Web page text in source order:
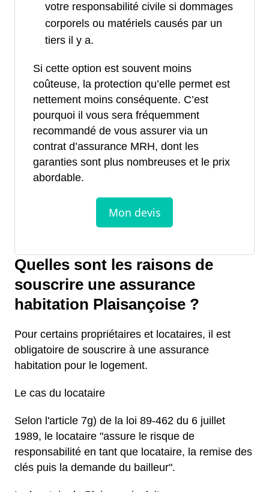
votre responsabilité civile si dommages
corporels ou matériels causés par un
tiers il y a.
Si cette option est souvent moins
coûteuse, la protection qu’elle permet est
nettement moins conséquente. C’est
pourquoi il vous sera fréquemment
recommandé de vous assurer via un
contrat d’assurance MRH, dont les
garanties sont plus nombreuses et le prix
abordable.
Quelles sont les raisons de
souscrire une assurance
habitation Plaisançoise ?
Pour certains propriétaires et locataires, il est
obligatoire de souscrire à une assurance
habitation pour le logement.
Le cas du locataire
Selon l'article 7g) de la loi 89-462 du 6 juillet
1989, le locataire "assure le risque de
responsabilité en tant que locataire, la remise des
clés puis la demande du bailleur".